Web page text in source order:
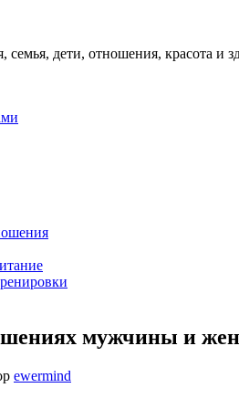
семья, дети, отношения, красота и
мужчины и
ewermind